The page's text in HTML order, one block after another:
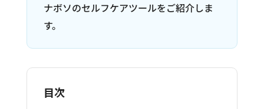
ナボソのセルフケアツールをご紹介しま
す。
目次